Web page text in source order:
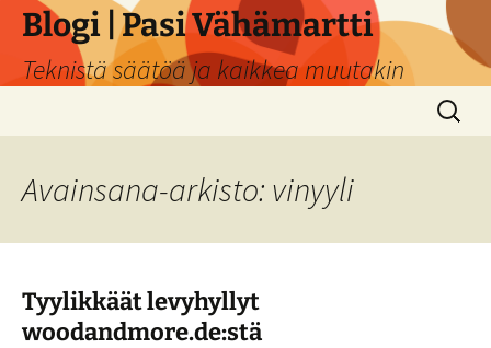
Siirry
sisältöön
Blogi | Pasi Vähämartti
Teknistä säätöä ja kaikkea muutakin
Haku:
Avainsana-arkisto: vinyyli
Tyylikkäät levyhyllyt
woodandmore.de:stä